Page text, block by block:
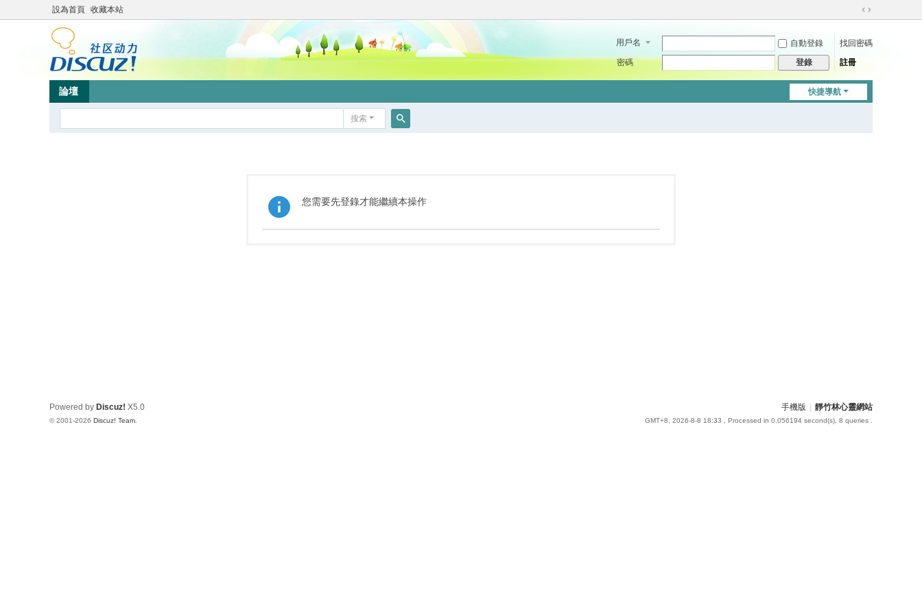
設為首頁 收藏本站
切
到
用戶名 自動登錄
找回密碼
密碼
登錄 註冊
快捷導航
論壇
搜索
您需要先登錄才能繼續本操作
手機版 靜竹林心靈網站
GMT+8, 2026-8-8 18:33 , Processed in 0.056194 second(s), 8 queries .
Powered by Discuz! X5.0
© 2001-2026 Discuz! Team